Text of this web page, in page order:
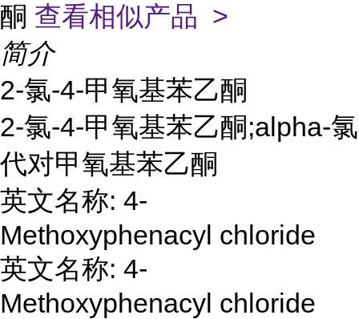
酮 查看相似产品 >
简介
2-氯-4-甲氧基苯乙酮
2-氯-4-甲氧基苯乙酮;alpha-氯
代对甲氧基苯乙酮
英文名称: 4-
Methoxyphenacyl chloride
英文名称: 4-
Methoxyphenacyl chloride